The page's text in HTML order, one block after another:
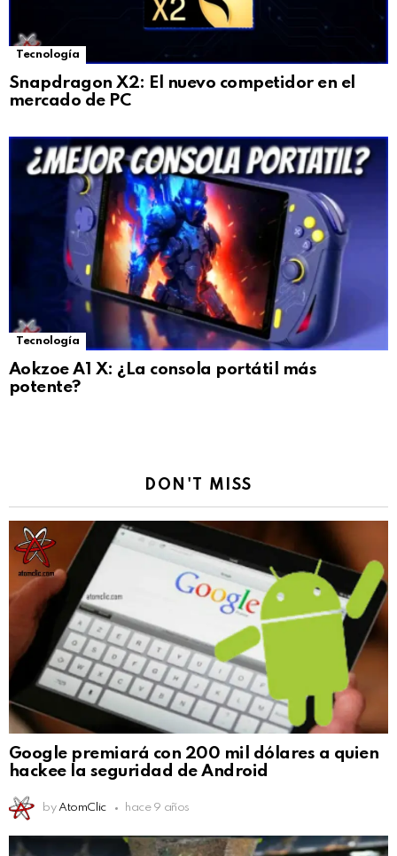
Tecnología
Snapdragon X2: El nuevo competidor en el
mercado de PC
Tecnología
Aokzoe A1 X: ¿La consola portátil más
potente?
DON'T MISS
Google premiará con 200 mil dólares a quien
hackee la seguridad de Android
by AtomClic hace 9 años